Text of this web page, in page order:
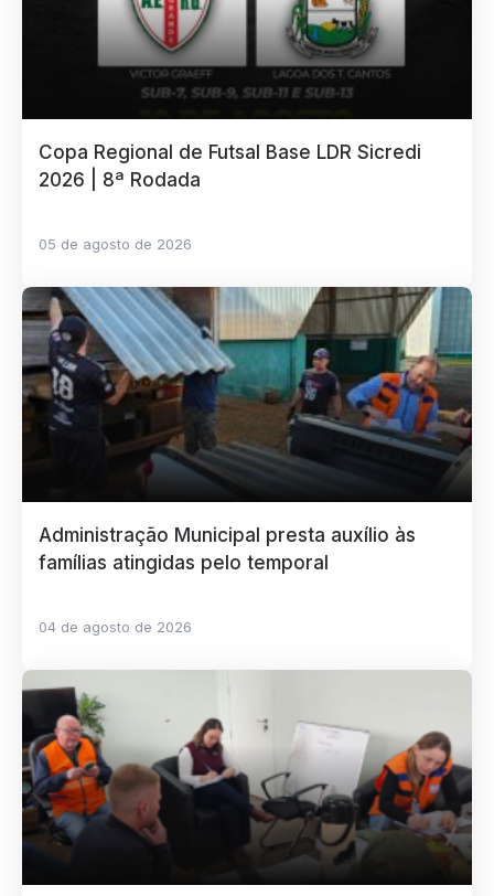
Copa Regional de Futsal Base LDR Sicredi
2026 | 8ª Rodada
05 de agosto de 2026
Administração Municipal presta auxílio às
famílias atingidas pelo temporal
04 de agosto de 2026